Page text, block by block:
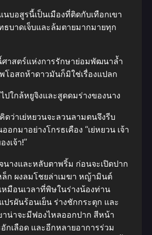
นบอสูรนี้เป็นเมืองที่ติดกับเทือกเขา
ธบาดเจ็บและล้มตายมากมายทุก
าสตร์แห่งการรักษาย่อมพัฒนาล้ำ
โอสถห้าดาวมันก็มิใช่เรื่องแปลก
ไปใกล้หยูจิงและสูดดมร่างของนาง
ดว่าเย่หยวนจะลวนลามตนจึงรีบ
อกมาอย่างโกรธเคือง “เย่หยวน เจ้า
เจ้า!”
นางและหลับตาพริ้ม ก่อนจะเปิดปาก
ล็ก ผงลมโชยล่าเมฆา หญ้ามินต์
มือนเวลาที่พิษในร่างน้องท่าน
ปรผันร้อนเย็น ร่างชักกระตุก และ
าน่าจะมีฟองไหลออกปาก สีหน้า
กเลือด และอีกหลายอาการร่วม